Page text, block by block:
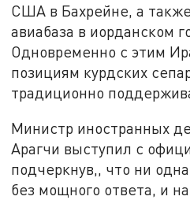
США в Бахрейне, а
авиабаза в иорданском
Одновременно с этим
позициям курдских
традиционно
Министр иностранных
Арагчи выступил с
подчеркнув,, что ни
без мощного ответа, и